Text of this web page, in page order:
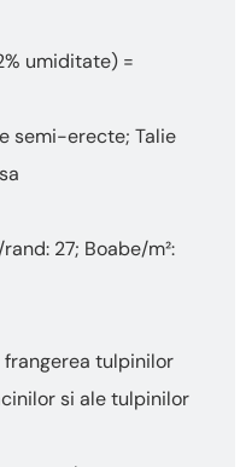
umiditate) =
semi-erecte; Talie
27; Boabe/m²:
frangerea tulpinilor
si ale tulpinilor